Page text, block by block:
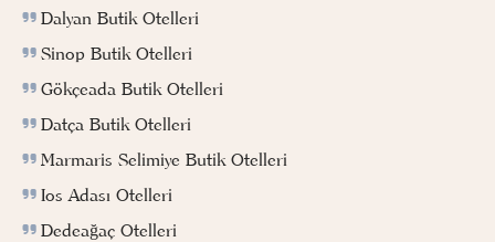
Dalyan Butik Otelleri
Sinop Butik Otelleri
Gökçeada Butik Otelleri
Datça Butik Otelleri
Marmaris Selimiye Butik Otelleri
Ios Adası Otelleri
Dedeağaç Otelleri